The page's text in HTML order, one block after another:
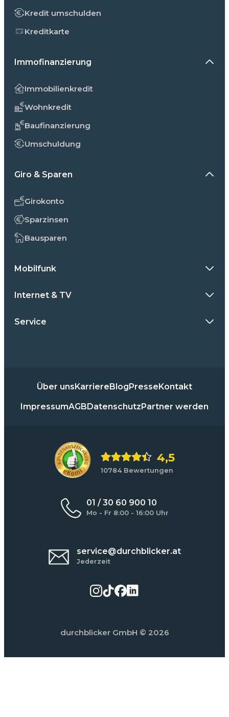
Kredit umschulden
Kreditkarte
Immofinanzierung
Immobilienkredit
Wohnkredit
Baufinanzierung
Umschuldung
Giro & Sparen
Girokonto
Sparzinsen
Bausparen
Mobilfunk
Internet & TV
Service
Über uns Karriere Blog Presse Kontakt
ImpressumAGB Datenschutz Partner werden
4,5
10784 Bewertungen
01 / 30 60 900 10
Mo - Fr 8:00 - 16:00 Uhr
service@durchblicker.at
Jederzeit
durchblicker GmbH © 2026